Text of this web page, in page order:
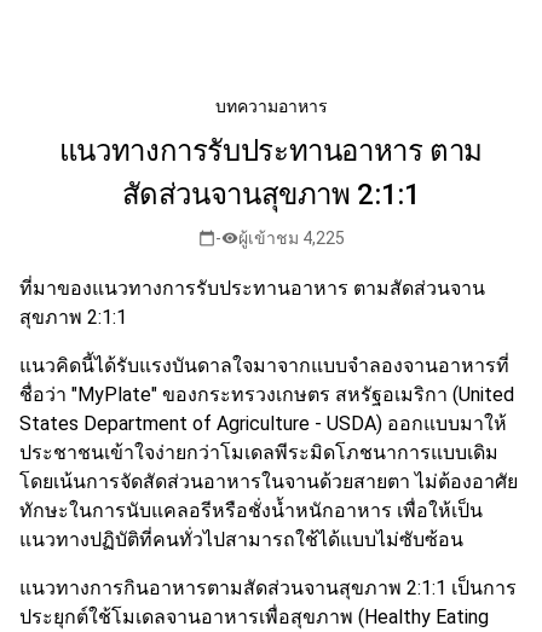
บทความอาหาร
แนวทางการรับประทานอาหาร ตาม
สัดส่วนจานสุขภาพ 2:1:1
calendar_today-visibilityผู้เข้าชม 4,225
ที่มาของแนวทางการรับประทานอาหาร ตามสัดส่วนจาน
สุขภาพ 2:1:1
แนวคิดนี้ได้รับแรงบันดาลใจมาจากแบบจำลองจานอาหารที่
ชื่อว่า "MyPlate" ของกระทรวงเกษตร สหรัฐอเมริกา (United
States Department of Agriculture - USDA) ออกแบบมาให้
ประชาชนเข้าใจง่ายกว่าโมเดลพีระมิดโภชนาการแบบเดิม
โดยเน้นการจัดสัดส่วนอาหารในจานด้วยสายตา ไม่ต้องอาศัย
ทักษะในการนับแคลอรีหรือชั่งน้ำหนักอาหาร เพื่อให้เป็น
แนวทางปฏิบัติที่คนทั่วไปสามารถใช้ได้แบบไม่ซับซ้อน
แนวทางการกินอาหารตามสัดส่วนจานสุขภาพ 2:1:1 เป็นการ
ประยุกต์ใช้โมเดลจานอาหารเพื่อสุขภาพ (Healthy Eating